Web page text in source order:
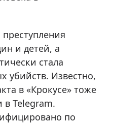
и детей, а
стала
убийств. Известно,
в «Крокусе» тоже
в Telegram.
по